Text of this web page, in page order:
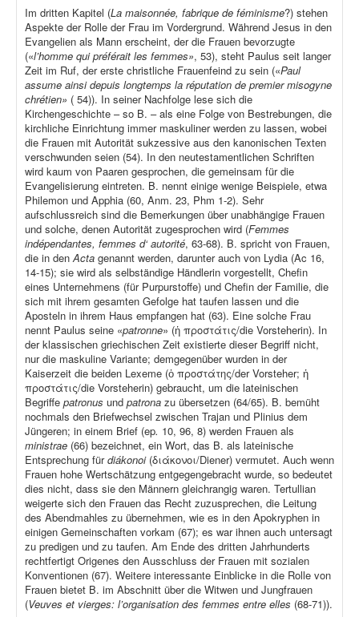
Im dritten Kapitel (La maisonnée, fabrique de féminisme?) stehen
Aspekte der Rolle der Frau im Vordergrund. Während Jesus in den
Evangelien als Mann erscheint, der die Frauen bevorzugte
(«l’homme qui préférait les femmes», 53), steht Paulus seit langer
Zeit im Ruf, der erste christliche Frauenfeind zu sein («Paul
assume ainsi depuis longtemps la réputation de premier misogyne
chrétien» ( 54)). In seiner Nachfolge lese sich die
Kirchengeschichte – so B. – als eine Folge von Bestrebungen, die
kirchliche Einrichtung immer maskuliner werden zu lassen, wobei
die Frauen mit Autorität sukzessive aus den kanonischen Texten
verschwunden seien (54). In den neutestamentlichen Schriften
wird kaum von Paaren gesprochen, die gemeinsam für die
Evangelisierung eintreten. B. nennt einige wenige Beispiele, etwa
Philemon und Apphia (60, Anm. 23, Phm 1-2). Sehr
aufschlussreich sind die Bemerkungen über unabhängige Frauen
und solche, denen Autorität zugesprochen wird (Femmes
indépendantes, femmes d‘ autorité, 63-68). B. spricht von Frauen,
die in denActa genannt werden, darunter auch von Lydia (Ac 16,
14-15); sie wird als selbständige Händlerin vorgestellt, Chefin
eines Unternehmens (für Purpurstoffe) und Chefin der Familie, die
sich mit ihrem gesamten Gefolge hat taufen lassen und die
Aposteln in ihrem Haus empfangen hat (63). Eine solche Frau
nennt Paulus seine «patronne» (ἡ προστάτις/die Vorsteherin). In
der klassischen griechischen Zeit existierte dieser Begriff nicht,
nur die maskuline Variante; demgegenüber wurden in der
Kaiserzeit die beiden Lexeme (ὁ προστάτης/der Vorsteher; ἡ
προστάτις/die Vorsteherin) gebraucht, um die lateinischen
Begriffe patronus und patrona zu übersetzen (64/65). B. bemüht
nochmals den Briefwechsel zwischen Trajan und Plinius dem
Jüngeren; in einem Brief (ep. 10, 96, 8) werden Frauen als
ministrae (66) bezeichnet, ein Wort, das B. als lateinische
Entsprechung fürdiákonoi (διάκονοι/Diener) vermutet. Auch wenn
Frauen hohe Wertschätzung entgegengebracht wurde, so bedeutet
dies nicht, dass sie den Männern gleichrangig waren. Tertullian
weigerte sich den Frauen das Recht zuzusprechen, die Leitung
des Abendmahles zu übernehmen, wie es in den Apokryphen in
einigen Gemeinschaften vorkam (67); es war ihnen auch untersagt
zu predigen und zu taufen. Am Ende des dritten Jahrhunderts
rechtfertigt Origenes den Ausschluss der Frauen mit sozialen
Konventionen (67). Weitere interessante Einblicke in die Rolle von
Frauen bietet B. im Abschnitt über die Witwen und Jungfrauen
(Veuves et vierges: l’organisation des femmes entre elles (68-71)).